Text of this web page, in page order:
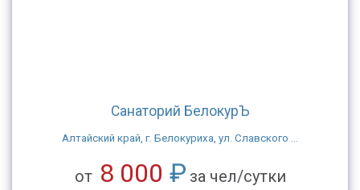
Санаторий БелокурЪ
Алтайский край, г. Белокуриха, ул. Славского ...
от 8 000 ₽ за чел/сутки